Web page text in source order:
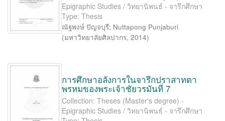
Epigraphic Studies / วิทยานิพนธ์ - จารึกศึกษา
Type: Thesis
ณัฐพงษ์ ปัญจบุรี; Nuttapong Punjaburi
(มหาวิทยาลัยศิลปากร, 2014)
การศึกษาอลังการในจารึกปราสาทตา
พรหมของพระเจ้าชัยวรมันที่ 7
Collection: Theses (Master's degree) -
Epigraphic Studies / วิทยานิพนธ์ - จารึกศึกษา